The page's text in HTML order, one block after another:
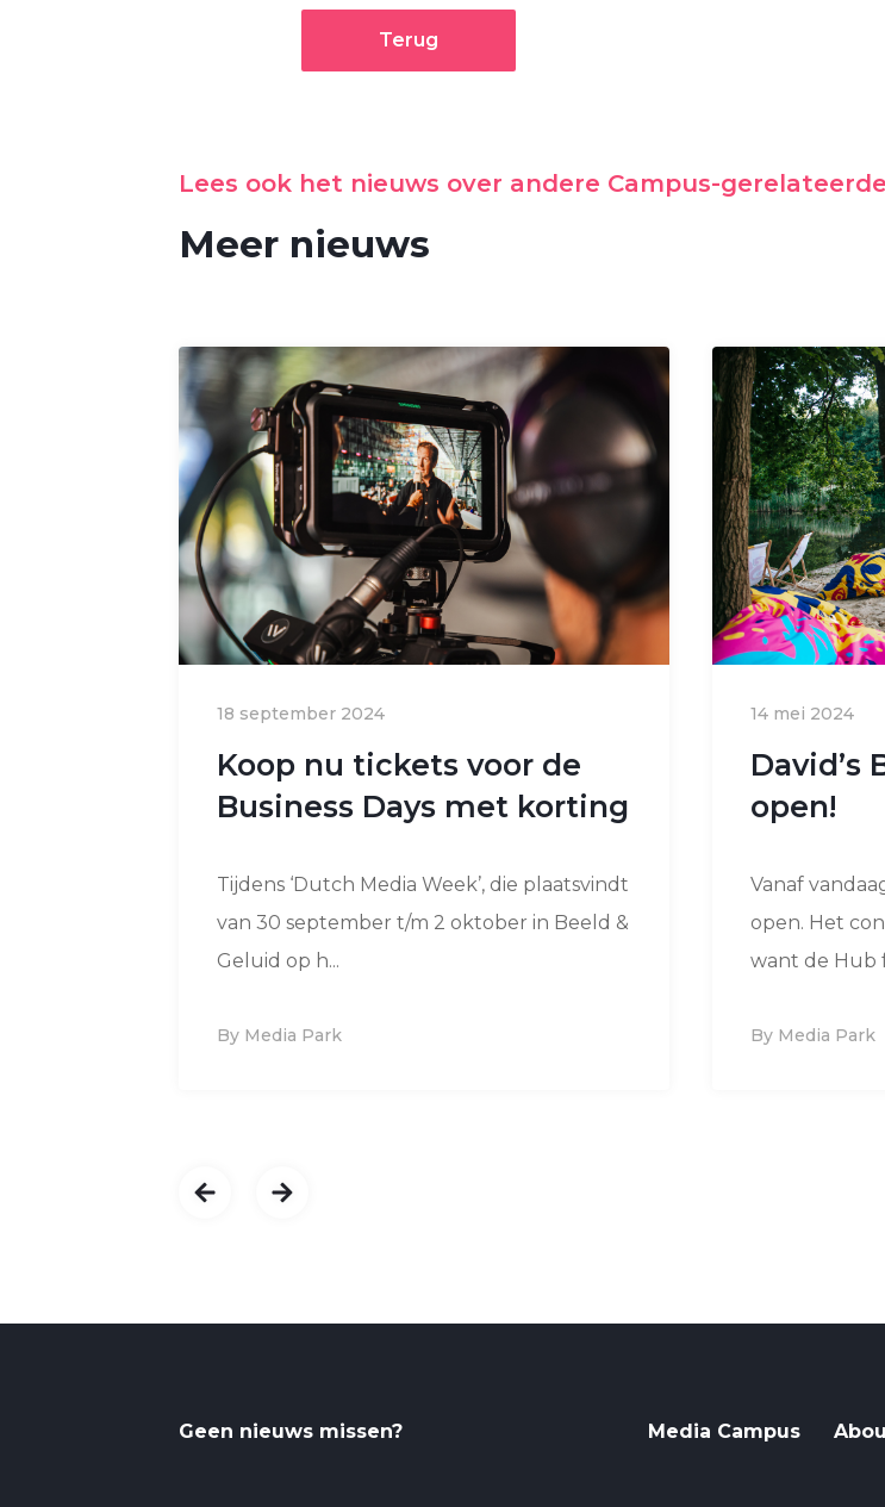
Terug
Lees ook het nieuws over andere Campus-
Meer nieuws
18 september 2024
Koop nu tickets voor de
Business Days met korting
Tijdens ‘Dutch Media Week’, die plaatsvindt
van 30 september t/m 2 oktober in Beeld &
Geluid op h...
By Media Park
14 mei 2024
David’s
open!
Vanaf
open. Het
want de Hub
By Media Park
Geen nieuws missen? Media Campus